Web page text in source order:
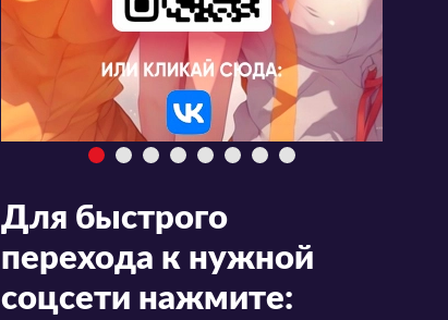
Для быстрого
перехода к нужной
соцсети нажмите: